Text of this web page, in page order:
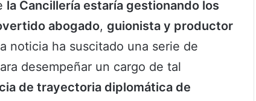
la Cancillería estaría gestionando los
abogado, guionista y productor
noticia ha suscitado una serie de
desempeñar un cargo de tal
de trayectoria diplomática de